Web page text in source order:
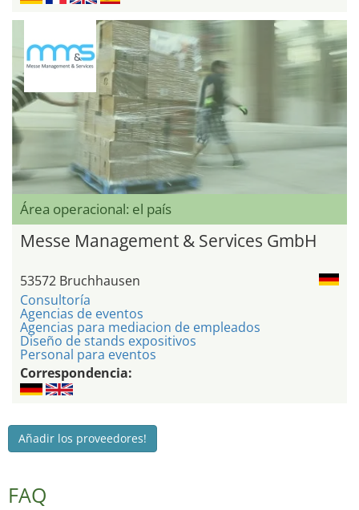
Área operacional: el país
Messe Management & Services GmbH
53572 Bruchhausen
Consultoría
Agencias de eventos
Agencias para mediacion de empleados
Diseño de stands expositivos
Personal para eventos
Correspondencia:
Añadir los proveedores!
FAQ